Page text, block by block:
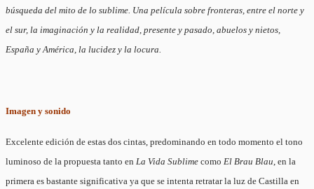
búsqueda del mito de lo sublime. Una película sobre fronteras, entre el norte y
el sur, la imaginación y la realidad, presente y pasado, abuelos y nietos,
España y América, la lucidez y la locura.
Imagen y sonido
Excelente edición de estas dos cintas, predominando en todo momento el tono
luminoso de la propuesta tanto en La Vida Sublime como El Brau Blau, en la
primera es bastante significativa ya que se intenta retratar la luz de Castilla en